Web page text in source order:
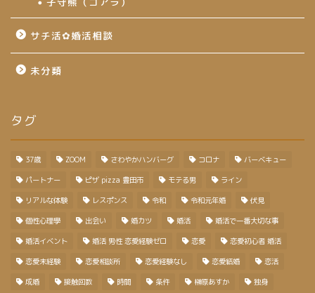
サチ活✿婚活相談
未分類
タグ
37歳 ZOOM さわやかハンバーグ コロナ バーベキュー
パートナー ピザ pizza 豊田市 モテる男 ライン
リアルな体験 レスポンス 令和 令和元年婚 伏見
個性心理學 出会い 婚カツ 婚活 婚活で一番大切な事
婚活イベント 婚活 男性 恋愛経験ゼロ 恋愛 恋愛初心者 婚活
恋愛未経験 恋愛相談所 恋愛経験なし 恋愛結婚 恋活
成婚 接触回数 時間 条件 榊原あすか 独身